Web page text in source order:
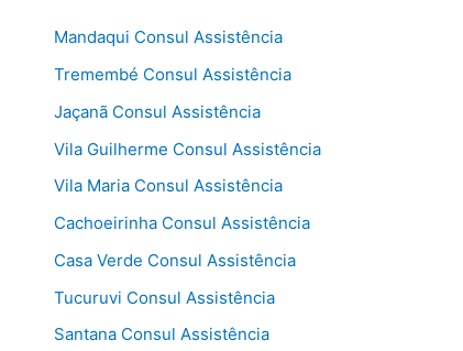
Mandaqui Consul Assistência
Tremembé Consul Assistência
Jaçanã Consul Assistência
Vila Guilherme Consul Assistência
Vila Maria Consul Assistência
Cachoeirinha Consul Assistência
Casa Verde Consul Assistência
Tucuruvi Consul Assistência
Santana Consul Assistência